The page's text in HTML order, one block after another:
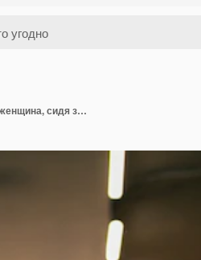
Смешная счастливая взволнованная молодая красивая женщина, сидя за столом в черной рубашке, работает на ноутбуке в офисе совместной работы, в очках